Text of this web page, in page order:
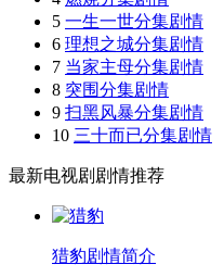
5 一生一世分集剧情
6 理想之城分集剧情
7 当家主母分集剧情
8 突围分集剧情
9 扫黑风暴分集剧情
10 三十而已分集剧情
最新电视剧剧情推荐
猎豹剧情简介